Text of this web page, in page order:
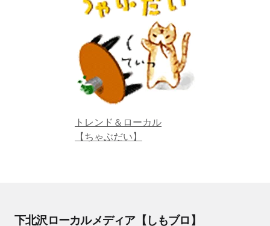
トレンド＆ローカル
【ちゃぶだい】
下北沢ローカルメディア【しもブロ】